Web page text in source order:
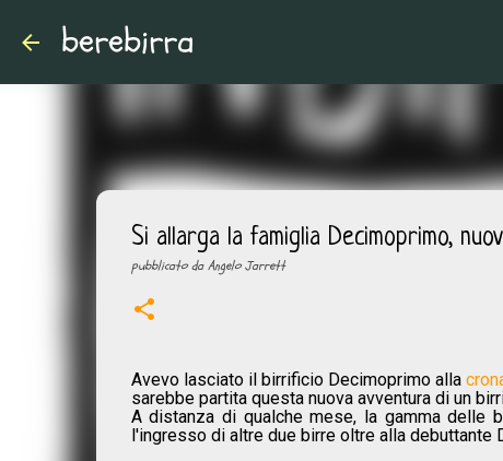
berebirra
Si allarga la famiglia Decimoprimo,
pubblicato daAngelo Jarrett
Avevo lasciato il birrificio Decimoprimo alla
sarebbe partita questa nuova avventura di un
A distanza di qualche mese, la gamma delle
l'ingresso di altre due birre oltre alla debuttante